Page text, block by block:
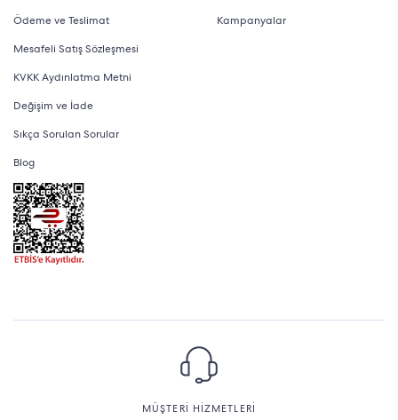
Ödeme ve Teslimat
Mesafeli Satış Sözleşmesi
KVKK Aydınlatma Metni
Değişim ve İade
Sıkça Sorulan Sorular
Blog
Kampanyalar
MÜŞTERİ HİZMETLERİ